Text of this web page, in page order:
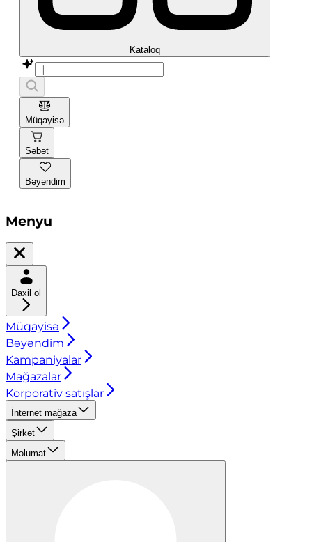
Kataloq
Müqayisə
Səbət
Bəyəndim
Menyu
Daxil ol
Müqayisə
Bəyəndim
Kampaniyalar
Mağazalar
Korporativ satışlar
İnternet mağaza
Şirkət
Məlumat